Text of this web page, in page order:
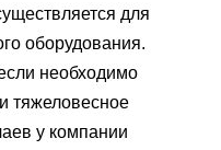
для
оборудования.
необходимо
тяжеловесное
у компании